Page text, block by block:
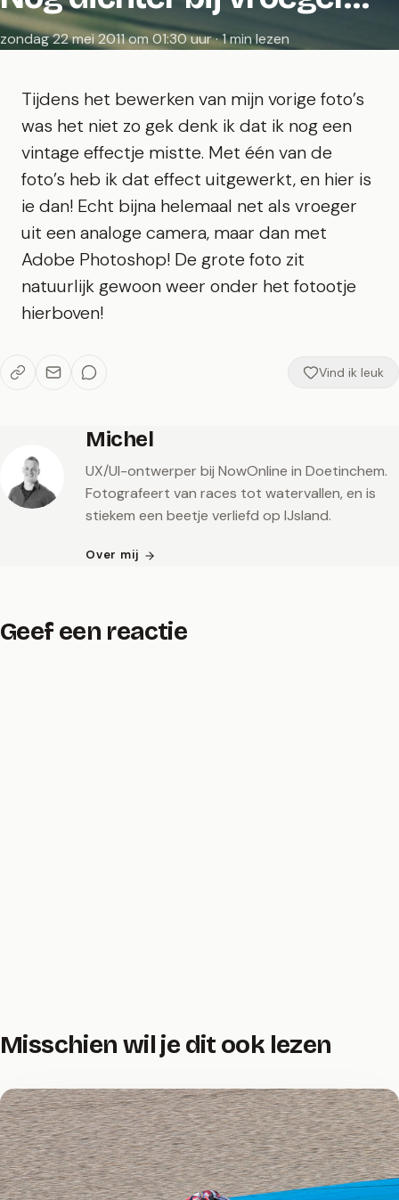
zondag 22 mei 2011 om 01:30 uur · 1 min lezen
Tijdens het bewerken van mijn vorige foto’s
was het niet zo gek denk ik dat ik nog een
vintage effectje mistte. Met één van de
foto’s heb ik dat effect uitgewerkt, en hier is
ie dan! Echt bijna helemaal net als vroeger
uit een analoge camera, maar dan met
Adobe Photoshop! De grote foto zit
natuurlijk gewoon weer onder het fotootje
hierboven!
Vind ik leuk
Michel
UX/UI-ontwerper bij NowOnline in Doetinchem.
Fotografeert van races tot watervallen, en is
stiekem een beetje verliefd op IJsland.
Over mij
Geef een reactie
Misschien wil je dit ook lezen